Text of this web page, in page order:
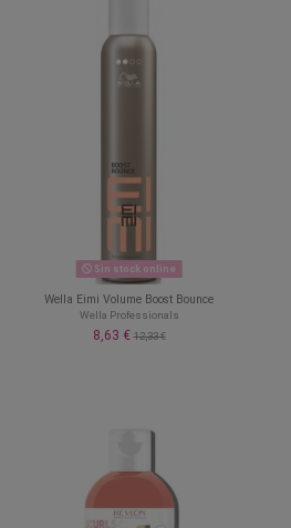
Sin stock online
Wella Eimi Volume Boost Bounce
Wella Professionals
8,63 €12,33 €